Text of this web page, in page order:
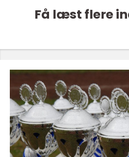
Få læst flere